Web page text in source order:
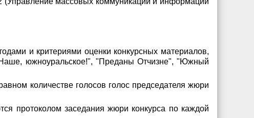
и критериями оценки конкурсных материалов,
южноуральское!", "Преданы Отчизне", "Южный
количестве голосов голос председателя жюри
протоколом заседания жюри конкурса по каждой